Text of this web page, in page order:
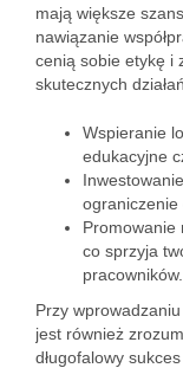
mają większe
nawiązanie
cenią sobie etykę i
skutecznych
Wspieranie
edukacyjne
ograniczenie
Promowanie
co sprzyja
pracowników.
Przy
jest również
długofalowy